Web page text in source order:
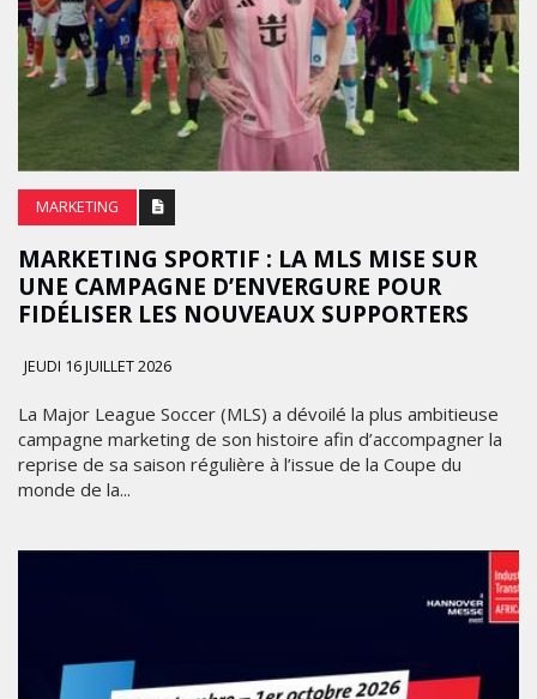
MARKETING
MARKETING SPORTIF : LA MLS MISE SUR
UNE CAMPAGNE D’ENVERGURE POUR
FIDÉLISER LES NOUVEAUX SUPPORTERS
JEUDI 16 JUILLET 2026
La Major League Soccer (MLS) a dévoilé la plus ambitieuse
campagne marketing de son histoire afin d’accompagner la
reprise de sa saison régulière à l’issue de la Coupe du
monde de la...